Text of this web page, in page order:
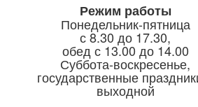
Адрес:
г. Логойск, ул.
Телефон/
+375 (1774) 5-
Режим работы
Понедельник-пятница
с 8.30 до 17.30,
обед с 13.00 до 14.00
Суббота-воскресенье,
государственные
выходной